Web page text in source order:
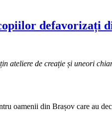
defavorizați
ateliere de creație și uneori
oamenii din Brașov care au